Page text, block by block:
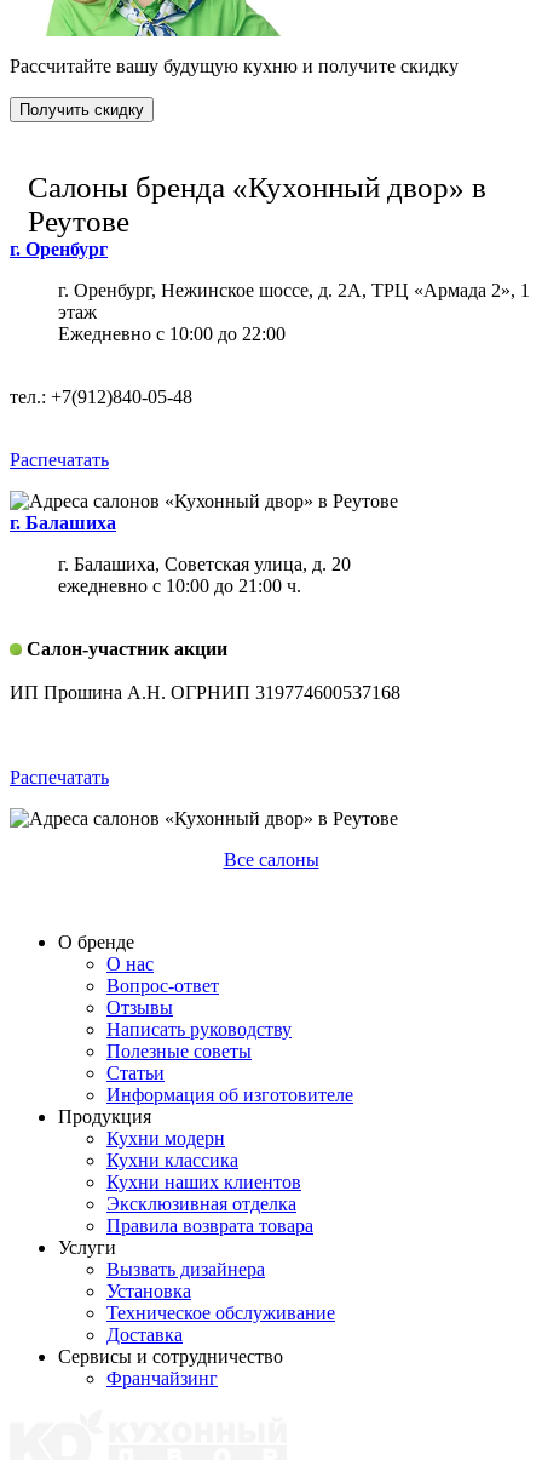
Рассчитайте вашу будущую кухню и получите скидку
Получить скидку
Салоны бренда «Кухонный двор» в
Реутове
г. Оренбург
г. Оренбург, Нежинское шоссе, д. 2А, ТРЦ «Армада 2», ​​​​​​​1
этаж
Ежедневно с 10:00 до 22:00
тел.: +7(912)840-05-48
Распечатать
г. Балашиха
г. Балашиха, Советская улица, д. 20
ежедневно с 10:00 до 21:00 ч.
Салон-участник акции
ИП Прошина А.Н. ОГРНИП 319774600537168
Распечатать
Все салоны
О бренде
О нас
Вопрос-ответ
Отзывы
Написать руководству
Полезные советы
Статьи
Информация об изготовителе
Продукция
Кухни модерн
Кухни классика
Кухни наших клиентов
Эксклюзивная отделка
Правила возврата товара
Услуги
Вызвать дизайнера
Установка
Техническое обслуживание
Доставка
Сервисы и сотрудничество
Франчайзинг